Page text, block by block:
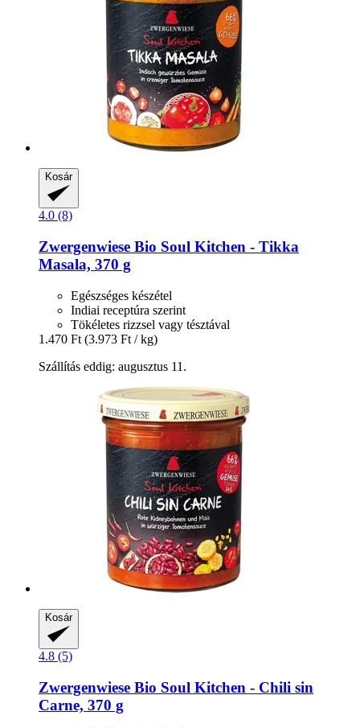
Kosár
4.0 (8)
Zwergenwiese Bio Soul Kitchen -​ Tikka
Masala, 370 g
Egészséges készétel
Indiai receptúra szerint
Tökéletes rizzsel vagy tésztával
1.470 Ft (3.973 Ft / kg)
Szállítás eddig: augusztus 11.
Kosár
4.8 (5)
Zwergenwiese Bio Soul Kitchen -​ Chili sin
Carne, 370 g